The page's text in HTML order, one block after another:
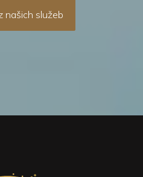
našich služeb